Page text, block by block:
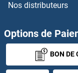
CTGF Anticorps
CTH Anticorps
CTHRC1 Anticorps
Nos distributeurs
Options de
BON DE